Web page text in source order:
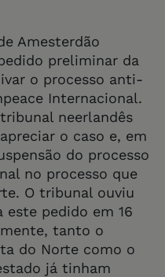
Amesterdão
preliminar da
o processo anti-
Internacional.
neerlandês
o caso e, em
do processo
no processo que
O tribunal ouviu
pedido em 16
tanto o
do Norte como o
já tinham